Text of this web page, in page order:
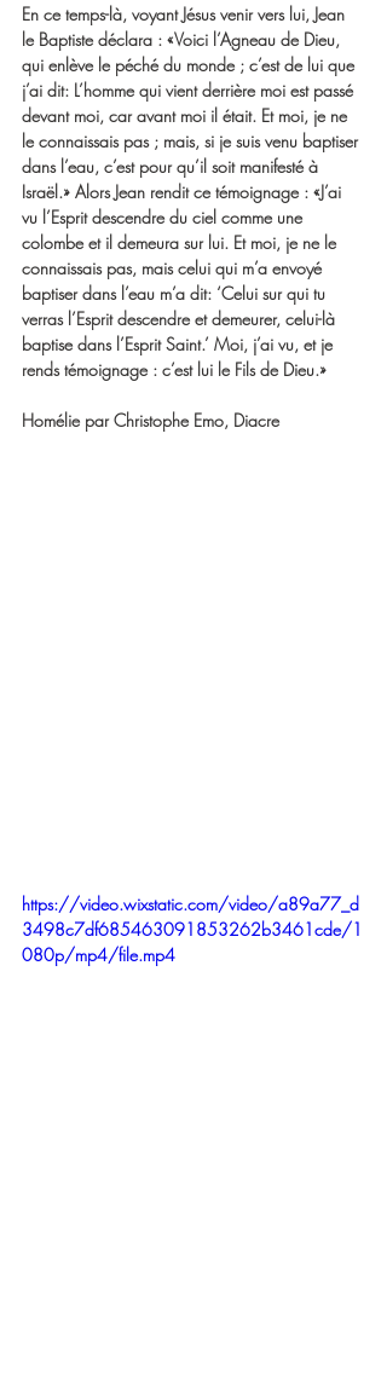
En ce temps-là, voyant Jésus venir vers lui, Jean
le Baptiste déclara : «Voici l’Agneau de Dieu,
qui enlève le péché du monde ; c’est de lui que
j’ai dit: L’homme qui vient derrière moi est passé
devant moi, car avant moi il était. Et moi, je ne
le connaissais pas ; mais, si je suis venu baptiser
dans l’eau, c’est pour qu’il soit manifesté à
Israël.» Alors Jean rendit ce témoignage : «J’ai
vu l’Esprit descendre du ciel comme une
colombe et il demeura sur lui. Et moi, je ne le
connaissais pas, mais celui qui m’a envoyé
baptiser dans l’eau m’a dit: ‘Celui sur qui tu
verras l’Esprit descendre et demeurer, celui-là
baptise dans l’Esprit Saint.’ Moi, j’ai vu, et je
rends témoignage : c’est lui le Fils de Dieu.»
Homélie par Christophe Emo, Diacre
https://video.wixstatic.com/video/a89a77_d
3498c7df685463091853262b3461cde/1
080p/mp4/file.mp4